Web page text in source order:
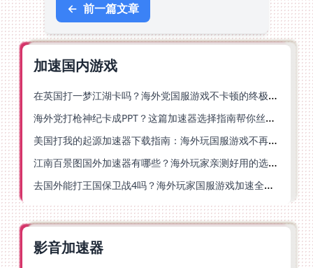
← 前一篇文章
加速国内游戏
在英国打一梦江湖卡吗？海外党国服游戏不卡顿的终极解法
海外党打枪神纪卡成PPT？这篇加速器选择指南帮你丝滑上分
美国打我的起源加速器下载指南：海外玩国服游戏不再卡的终极方案
江南百景图国外加速器有哪些？海外玩家亲测好用的选择与避坑指南
去国外能打王国保卫战4吗？海外玩家国服游戏加速全攻略（附公主连结幻想江湖实测）
影音加速器